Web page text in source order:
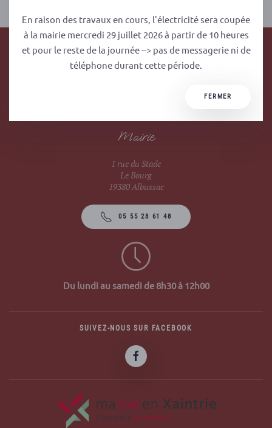
Mairie
1 rue du Stade
Le Bourg
19380 Albussac
05 55 28 61 48
Du lundi au samedi de 8h30 à 12h00
SUIVEZ-NOUS SUR FACEBOOK
En raison des travaux en cours, l'électricité sera coupée
à la mairie mercredi 29 juillet 2026 à partir de 10 heures
et pour le reste de la journée --> pas de messagerie ni de
téléphone durant cette période.
FERMER